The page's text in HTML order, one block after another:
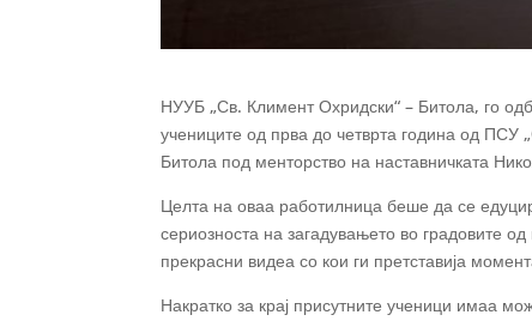
НУУБ „Св. Климент Охридски“ – Битола, го
учениците од прва до четврта година од
Битола под менторство на наставничката
Целта на оваа работилница беше да се
сериозноста на загадувањето во градовите
прекрасни видеа со кои ги претставија
Накратко за крај присутните ученици имаа